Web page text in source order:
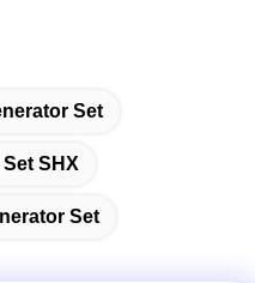
Set
SHX
Set